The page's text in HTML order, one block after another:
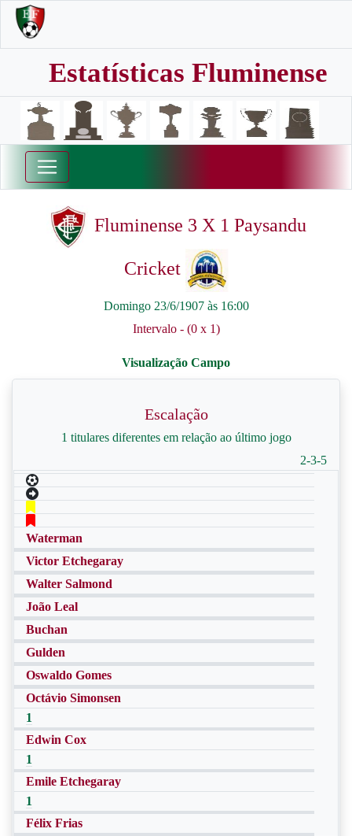
Estatísticas Fluminense
Fluminense 3 X 1 Paysandu
Cricket
Domingo 23/6/1907 às 16:00
Intervalo - (0 x 1)
Escalação
1 titulares diferentes em relação ao último jogo
2-3-5
Waterman
Victor Etchegaray
Walter Salmond
João Leal
Buchan
Gulden
Oswaldo Gomes
Octávio Simonsen
1
Edwin Cox
1
Emile Etchegaray
1
Félix Frias